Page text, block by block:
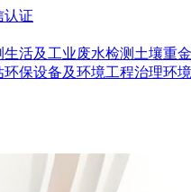
认证
生活及工业废水检测 土壤重
环保设备及环境工程治理环